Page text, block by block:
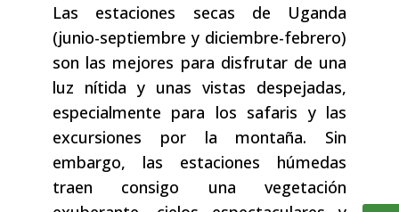
Las estaciones secas de Uganda
(junio-septiembre y diciembre-febrero)
son las mejores para disfrutar de una
luz nítida y unas vistas despejadas,
especialmente para los safaris y las
excursiones por la montaña. Sin
embargo, las estaciones húmedas
traen consigo una vegetación